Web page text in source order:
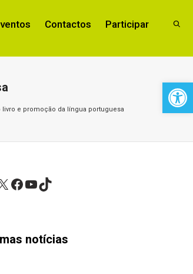
Contactos Participar
e promoção da língua portuguesa
X Facebook
YouTube
TikTok
notícias